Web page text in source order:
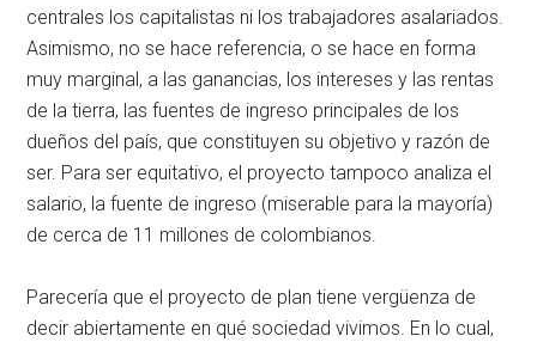
centrales los capitalistas ni los trabajadores asalariados.
Asimismo, no se hace referencia, o se hace en forma
muy marginal, a las ganancias, los intereses y las rentas
de la tierra, las fuentes de ingreso principales de los
dueños del país, que constituyen su objetivo y razón de
ser. Para ser equitativo, el proyecto tampoco analiza el
salario, la fuente de ingreso (miserable para la mayoría)
de cerca de 11 millones de colombianos.
Parecería que el proyecto de plan tiene vergüenza de
decir abiertamente en qué sociedad vivimos. En lo cual,